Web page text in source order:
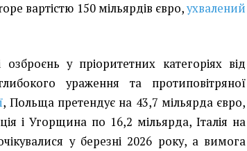
вартістю 150 мільярдів євро,ухвалений
озброєнь у пріоритетних категоріях від
ураження та протиповітряної
, Польща претендує на 43,7 мільярда євро,
і Угорщина по 16,2 мільярда, Італія на
у березні 2026 року, а вимога